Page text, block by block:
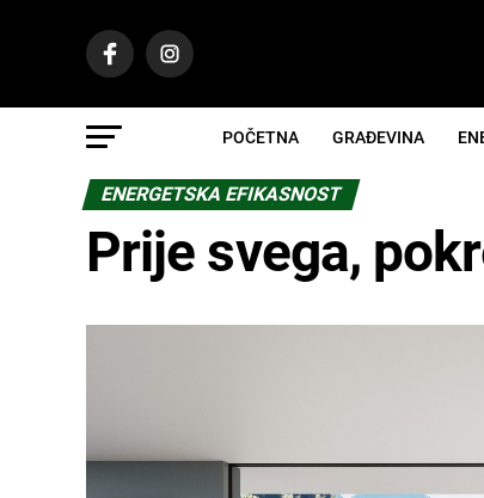
POČETNA GRAĐEVINA
ENERGETSKA EFIKASNOST
Prije svega,